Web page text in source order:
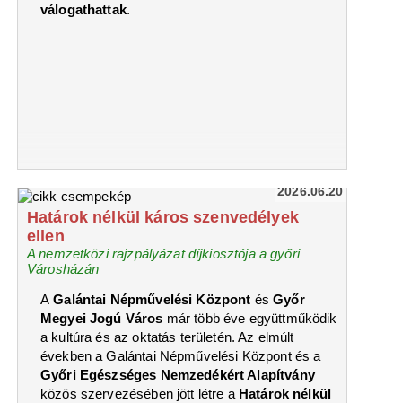
válogathattak.
2026.06.20
Határok nélkül káros szenvedélyek
ellen
A nemzetközi rajzpályázat díjkiosztója a győri
Városházán
AGalántai Népművelési Központ ésGyőr
Megyei Jogú Város már több éve együttműködik
a kultúra és az oktatás területén. Az elmúlt
években a Galántai Népművelési Központ és a
Győri Egészséges Nemzedékért Alapítvány
közös szervezésében jött létre a Határok nélkül